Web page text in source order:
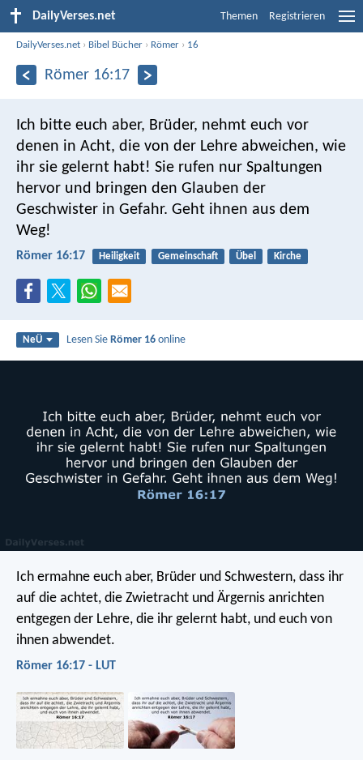
DailyVerses.net Themen Registrieren
DailyVerses.net › Bibel Bücher › Römer › 16
Römer 16:17
Ich bitte euch aber, Brüder, nehmt euch vor
denen in Acht, die von der Lehre abweichen, wie
ihr sie gelernt habt! Sie rufen nur Spaltungen
hervor und bringen den Glauben der
Geschwister in Gefahr. Geht ihnen aus dem
Weg!
Römer 16:17 Heiligkeit Gemeinschaft Übel Kirche
NeÜ Lesen SieRömer 16 online
Ich ermahne euch aber, Brüder und Schwestern, dass ihr
auf die achtet, die Zwietracht und Ärgernis anrichten
entgegen der Lehre, die ihr gelernt habt, und euch von
ihnen abwendet.
Römer 16:17 - LUT